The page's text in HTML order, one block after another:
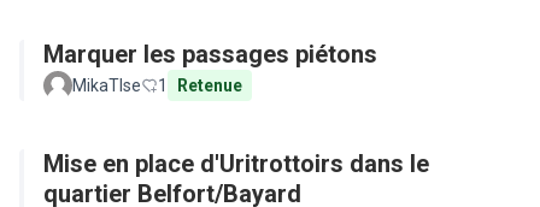
Marquer les passages piétons
MikaTlse 1 Retenue
Mise en place d'Uritrottoirs dans le
quartier Belfort/Bayard